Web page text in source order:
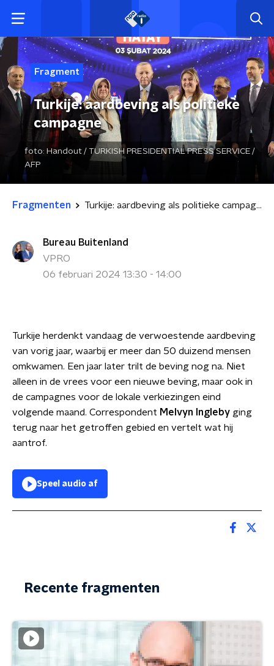
Fragment
Turkije: aardbeving als politieke
campagne
foto: Handout / TURKISH PRESIDENTIAL PRESS SERVICE /
AFP
Fragmenten Turkije: aardbeving als politieke campagne
Bureau Buitenland
VPRO
06 februari 2024 13:30 - 14:00
Turkije herdenkt vandaag de verwoestende aardbeving
van vorig jaar, waarbij er meer dan 50 duizend mensen
omkwamen. Een jaar later trilt de beving nog na. Niet
alleen in de vrees voor een nieuwe beving, maar ook in
de campagnes voor de lokale verkiezingen eind
volgende maand. Correspondent Melvyn Ingleby ging
terug naar het getroffen gebied en vertelt wat hij
aantrof.
Speel audio af
Recente fragmenten